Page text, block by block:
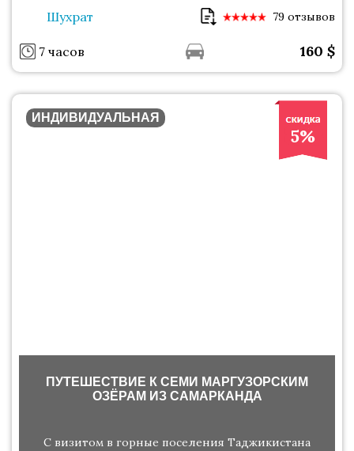
Шухрат 79 отзывов
7 часов 160 $
5%
ИНДИВИДУАЛЬНАЯ
ПУТЕШЕСТВИЕ К СЕМИ МАРГУЗОРСКИМ
ОЗЁРАМ ИЗ САМАРКАНДА
С визитом в горные поселения Таджикистана